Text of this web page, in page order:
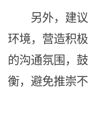
另外，建议
环境，营造积
的沟通氛围，
衡，避免推崇